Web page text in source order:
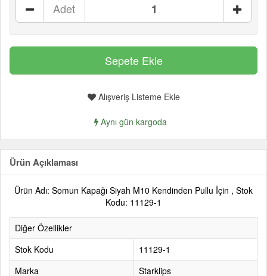
Adet
Alışveriş Listeme Ekle
Aynı gün kargoda
Ürün Açıklaması
Ürün Adı: Somun Kapağı Siyah M10 Kendinden Pullu İçin , Stok
Kodu: 11129-1
Diğer Özellikler
Stok Kodu
11129-1
Marka
Starklips